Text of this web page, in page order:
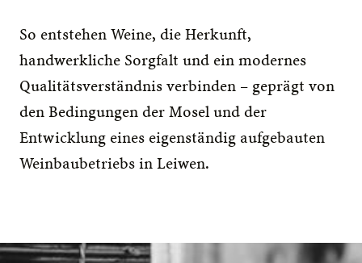
So entstehen Weine, die Herkunft,
handwerkliche Sorgfalt und ein modernes
Qualitätsverständnis verbinden – geprägt von
den Bedingungen der Mosel und der
Entwicklung eines eigenständig aufgebauten
Weinbaubetriebs in Leiwen.